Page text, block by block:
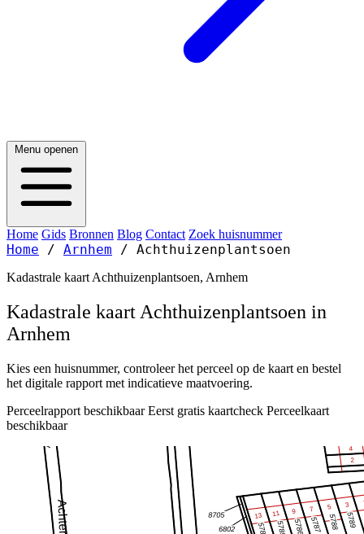
Menu openen
Home Gids Bronnen Blog Contact Zoek huisnummer
Home / Arnhem / Achthuizenplantsoen
Kadastrale kaart Achthuizenplantsoen, Arnhem
Kadastrale kaart Achthuizenplantsoen in
Arnhem
Kies een huisnummer, controleer het perceel op de kaart en bestel
het digitale rapport met indicatieve maatvoering.
Perceelrapport beschikbaar Eerst gratis kaartcheck Perceelkaart
beschikbaar